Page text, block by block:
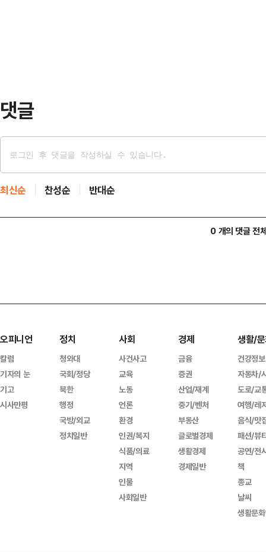
댓글
최신순 찬성순 반대순
0 개의 댓글 전
오피니언
칼럼
기자의 눈
기고
시사만평
정치
청와대
국회/정당
북한
행정
국방/외교
정치일반
사회
사건사고
교육
노동
언론
환경
인권/복지
식품/의료
지역
인물
사회일반
경제
금융
증권
산업/재계
중기/벤처
부동산
글로벌경제
생활경제
경제일반
생활/
건강정보
자동차/
도로/교
여행/레
음식/맛
패션/뷰
공연/전
책
종교
날씨
생활문